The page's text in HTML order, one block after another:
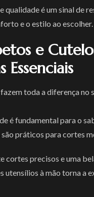
qualidade é um sinal de
e o estilo ao escolher.
e
Essenciais
toda a diferença no
é fundamental para o
práticos para cortes
cortes precisos e uma
utensílios à mão torna a